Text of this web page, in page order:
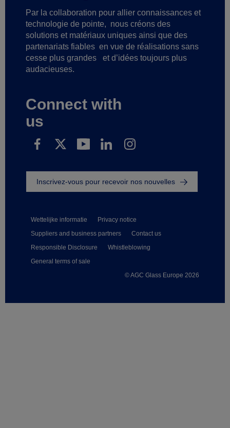
Par la collaboration pour allier connaissances et
technologie de pointe, nous créons des
solutions et matériaux uniques ainsi que des
partenariats fiables en vue de réalisations sans
cesse plus grandes
et d’idées toujours plus
audacieuses.
Connect with
us
© AGC Glass Europe 2026
Wettelijke informatie
Privacy notice
Suppliers and business partners
Contact us
Responsible Disclosure
Whistleblowing
General terms of sale
Inscrivez-vous pour recevoir nos nouvelles